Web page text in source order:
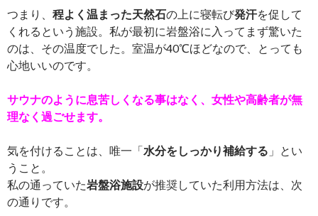
つまり、 程よく温まった天然石の上に寝転び発汗を促して
くれるという施設。私が最初に岩盤浴に入ってまず驚いた
のは、その温度でした。室温が40℃ほどなので、とっても
心地いいのです。
サウナのように息苦しくなる事はなく、女性や高齢者が無
理なく過ごせます。
気を付けることは、唯一「水分をしっかり補給する 」とい
うこと。
私の通っていた岩盤浴施設が推奨していた利用方法は、次
の通りです。